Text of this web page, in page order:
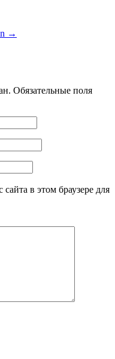
→
Обязательные поля
в этом браузере для